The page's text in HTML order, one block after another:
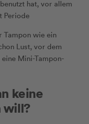
hat, vor allem
Periode
Tampon wie ein
Lust, vor dem
Mini-Tampon-
keine
will?